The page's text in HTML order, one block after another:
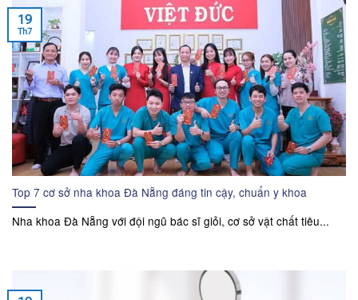
Top 7 cơ sở nha khoa Đà Nẵng đáng tin cậy, chuẩn y khoa
Nha khoa Đà Nẵng với đội ngũ bác sĩ giỏi, cơ sở vật chất tiêu...
19
Th7